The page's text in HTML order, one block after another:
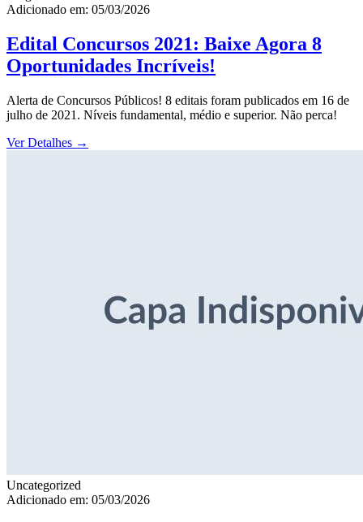
Adicionado em: 05/03/2026
Edital Concursos 2021: Baixe Agora 8
Oportunidades Incríveis!
Alerta de Concursos Públicos! 8 editais foram publicados em 16 de
julho de 2021. Níveis fundamental, médio e superior. Não perca!
Ver Detalhes →
Uncategorized
Adicionado em: 05/03/2026